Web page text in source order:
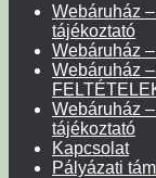
Webáruház
tájékoztató
Webáruház
Webáruház
Webáruház
tájékoztató
Kapcsolat
Pályázati